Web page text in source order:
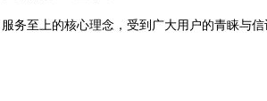
务至上的核心理念，受到广大用户的青睐与